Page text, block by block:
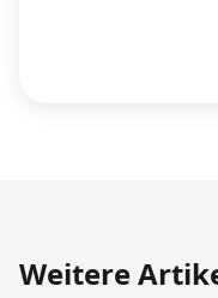
Weitere